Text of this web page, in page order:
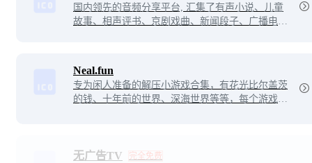
国内领先的音频分享平台, 汇集了有声小说、儿童
故事、相声评书、京剧戏曲、新闻段子、广播电台
Neal.fun
专为闲人准备的解压小游戏合集，有花光比尔盖茨
的钱、十年前的世界、深海世界等等，每个游戏都
无广告TV 完全免费